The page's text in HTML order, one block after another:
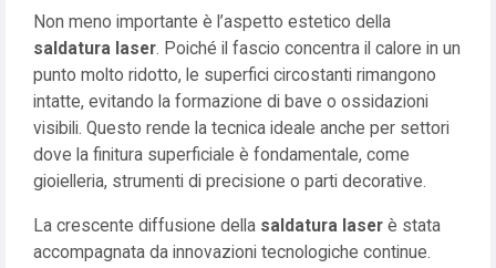
Non meno importante è l’aspetto estetico della
saldatura laser. Poiché il fascio concentra il calore in un
punto molto ridotto, le superfici circostanti rimangono
intatte, evitando la formazione di bave o ossidazioni
visibili. Questo rende la tecnica ideale anche per settori
dove la finitura superficiale è fondamentale, come
gioielleria, strumenti di precisione o parti decorative.
La crescente diffusione della saldatura laser è stata
accompagnata da innovazioni tecnologiche continue.